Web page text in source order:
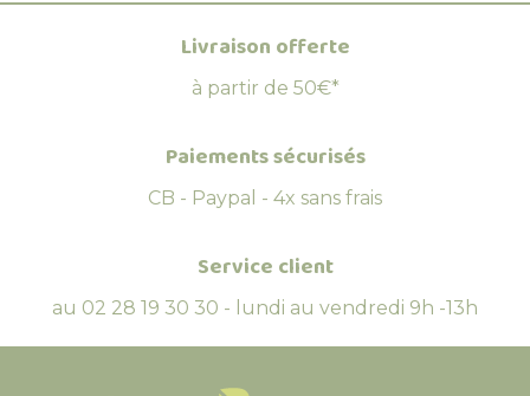
Livraison offerte
à partir de 50€*
Paiements sécurisés
CB - Paypal - 4x sans frais
Service client
au 02 28 19 30 30 - lundi au vendredi 9h -13h